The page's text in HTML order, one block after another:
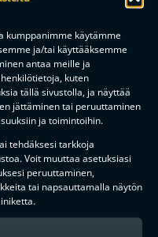
kumppanimme käytämme
ja/tai käyttääksemme
antaa meille ja
kuten
tällä sivustolla, ja näyttää
jättäminen tai peruuttaminen
ja toimintoihin.
tehdäksesi tarkkoja
Voit muuttaa asetuksiasi
peruuttaminen,
tai napsauttamalla näytön